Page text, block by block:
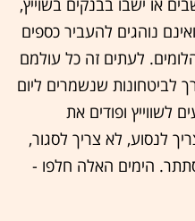
נוהגים להעביר כספים
לעתים זה כל עולמם
לביטחונות שנשמרים ליום
לשווייץ ופודים את
לנסוע, לא צריך לסגור,
הימים האלה חלפו -